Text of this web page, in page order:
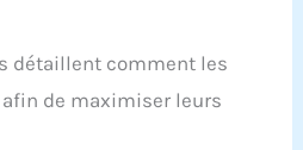
détaillent comment les
de maximiser leurs